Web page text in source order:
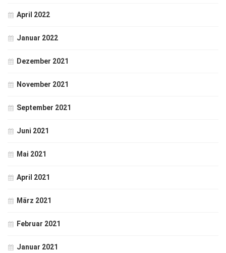
April 2022
Januar 2022
Dezember 2021
November 2021
September 2021
Juni 2021
Mai 2021
April 2021
März 2021
Februar 2021
Januar 2021